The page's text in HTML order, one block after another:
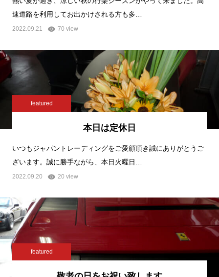
速道路を利用してお出かけされる方も多…
2022.09.21 70 view
featured
本日は定休日
いつもジャパントレーディングをご愛顧頂き誠にありがとうご
ざいます。誠に勝手ながら、本日火曜日…
2022.09.20 20 view
featured